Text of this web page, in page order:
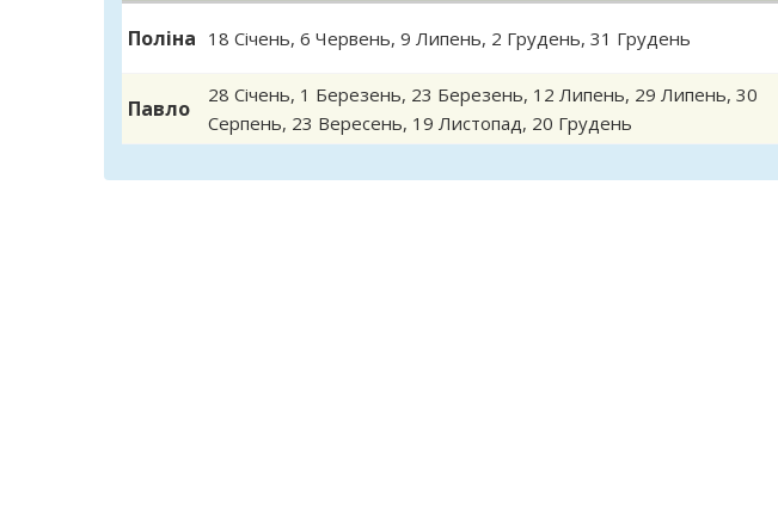
Поліна 18 Січень, 6 Червень, 9 Липень, 2 Грудень, 31 Грудень
Павло
28 Січень, 1 Березень, 23 Березень, 12 Липень, 29 Липень, 30
Серпень, 23 Вересень, 19 Листопад, 20 Грудень